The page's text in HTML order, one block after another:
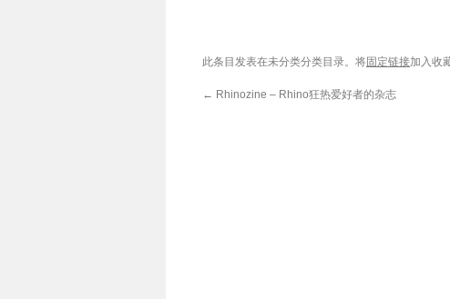
此条目发表在未分类分类目录。将固定链接加入收
← Rhinozine – Rhino狂热爱好者的杂志